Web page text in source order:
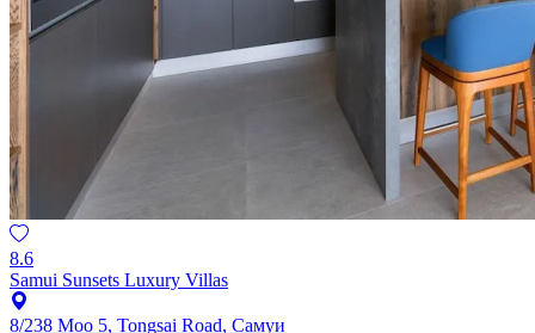
8.6
Samui Sunsets Luxury Villas
8/238 Moo 5, Tongsai Road, Самуи